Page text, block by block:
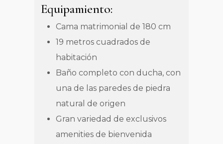
Equipamiento:
Cama matrimonial de 180 cm
19 metros cuadrados de
habitación
Baño completo con ducha, con
una de las paredes de piedra
natural de origen
Gran variedad de exclusivos
amenities de bienvenida